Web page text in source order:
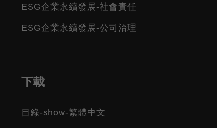
ESG企業永續發展-社會責任
ESG企業永續發展-公司治理
下載
目錄-show-繁體中文